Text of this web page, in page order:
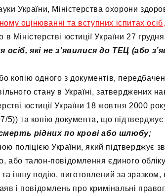
України, Міністерства охорони
оцінюванні та вступних іспитах
в Міністерстві юстиції України 27
осіб, які не з’явилися до ТЕЦ (або
копію одного з документів,
стану в Україні, затверджених
юстиції України 18 жовтня 2000
5)) та копію документа, що
рідних по крові або шлюбу;
поліцією України, який підтверджує
або талон-повідомлення єдиного
іншу подію, виготовлений за
і повідомлень про кримінальні